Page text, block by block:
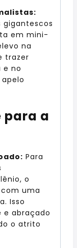
gigantescos
em mini-
na
trazer
e no
para a
Para
o
uma
Isso
e abraçado
o atrito